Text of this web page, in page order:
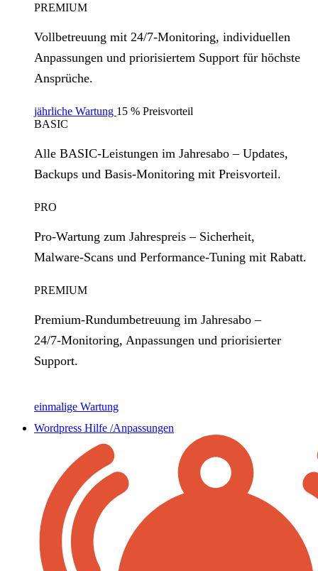
PREMIUM
Vollbetreuung mit 24/7‑Monitoring, individuellen
Anpassungen und priorisiertem Support für höchste
Ansprüche.
jährliche Wartung 15 % Preisvorteil
BASIC
Alle BASIC‑Leistungen im Jahresabo – Updates,
Backups und Basis‑Monitoring mit Preisvorteil.
PRO
Pro‑Wartung zum Jahrespreis – Sicherheit,
Malware‑Scans und Performance‑Tuning mit Rabatt.
PREMIUM
Premium‑Rundumbetreuung im Jahresabo –
24/7‑Monitoring, Anpassungen und priorisierter
Support.
einmalige Wartung
Wordpress Hilfe /Anpassungen